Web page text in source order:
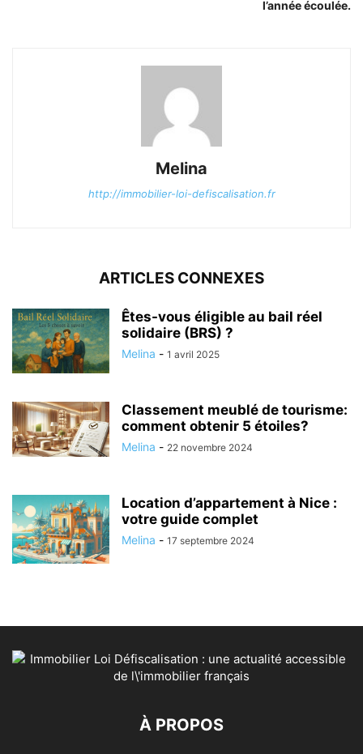
l’année écoulée.
Melina
http://immobilier-loi-defiscalisation.fr
ARTICLES CONNEXES
Êtes-vous éligible au bail réel
solidaire (BRS) ?
Melina - 1 avril 2025
Classement meublé de tourisme:
comment obtenir 5 étoiles?
Melina - 22 novembre 2024
Location d’appartement à Nice :
votre guide complet
Melina - 17 septembre 2024
À PROPOS